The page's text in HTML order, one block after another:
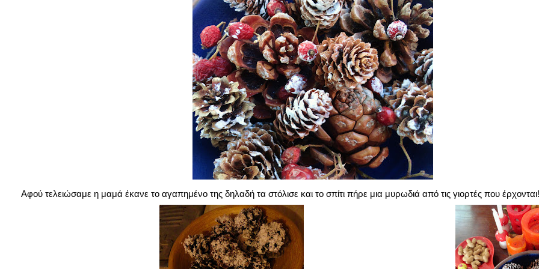
Αφού τελειώσαμε η μαμά έκανε το αγαπημένο της δηλαδή τα στόλισε και το σπίτι πήρε μια μυρωδιά από τις γιορτές που έρχονται!